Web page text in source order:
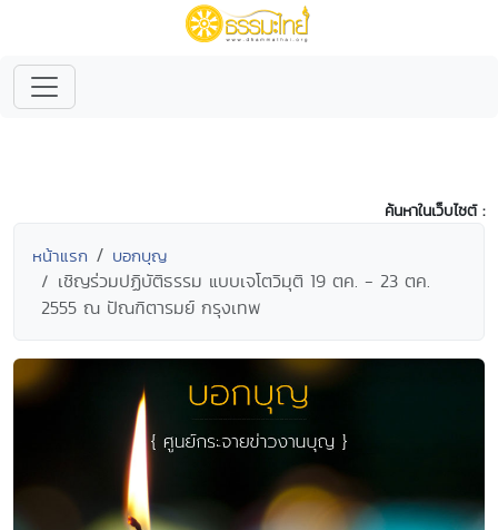
ค้นหาในเว็บไซต์ :
หน้าแรก บอกบุญ
เชิญร่วมปฏิบัติธรรม แบบเจโตวิมุติ 19 ตค. - 23 ตค.
2555 ณ ปัณฑิตารมย์ กรุงเทพ